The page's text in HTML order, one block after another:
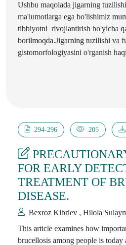
Ushbu maqolada jigarning
ma'lumotlarga ega bo'lishimiz
tibbiyotni rivojlantirish bo'yicha
borilmoqda.Jigarning tuzilishi va
gistomorfologiyasini o'rganish
294-296 205
FOR EARLY
TREATMENT OF
DISEASE.
Bexroz Kibriev , Hilola
This article examines how
brucellosis among people is today